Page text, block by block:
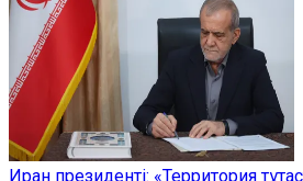
Иран президенті: «Территория